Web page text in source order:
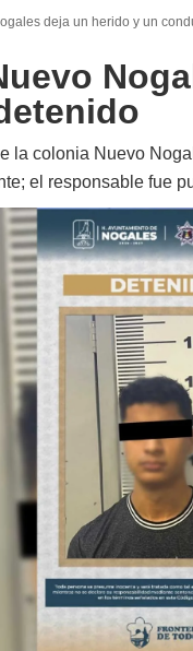
deja un herido y un
la colonia Nuevo
el responsable fue